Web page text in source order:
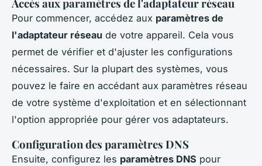
Accès aux paramètres de l'adaptateur réseau
Pour commencer, accédez aux paramètres de
l'adaptateur réseau de votre appareil. Cela vous
permet de vérifier et d'ajuster les configurations
nécessaires. Sur la plupart des systèmes, vous
pouvez le faire en accédant aux paramètres réseau
de votre système d'exploitation et en sélectionnant
l'option appropriée pour gérer vos adaptateurs.
Configuration des paramètres DNS
Ensuite, configurez les paramètres DNS pour